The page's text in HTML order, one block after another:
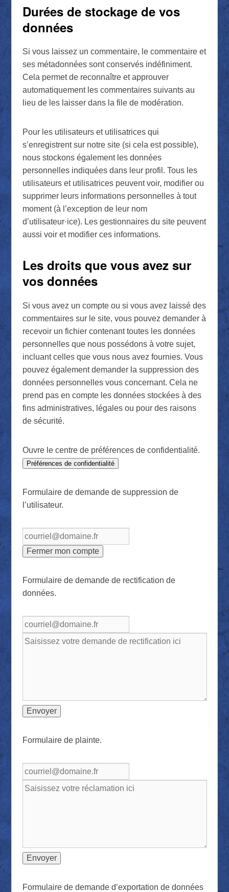
Durées de stockage de vos
données
Si vous laissez un commentaire, le commentaire et
ses métadonnées sont conservés indéfiniment.
Cela permet de reconnaître et approuver
automatiquement les commentaires suivants au
lieu de les laisser dans la file de modération.
Pour les utilisateurs et utilisatrices qui
s’enregistrent sur notre site (si cela est possible),
nous stockons également les données
personnelles indiquées dans leur profil. Tous les
utilisateurs et utilisatrices peuvent voir, modifier ou
supprimer leurs informations personnelles à tout
moment (à l’exception de leur nom
d’utilisateur·ice). Les gestionnaires du site peuvent
aussi voir et modifier ces informations.
Les droits que vous avez sur
vos données
Si vous avez un compte ou si vous avez laissé des
commentaires sur le site, vous pouvez demander à
recevoir un fichier contenant toutes les données
personnelles que nous possédons à votre sujet,
incluant celles que vous nous avez fournies. Vous
pouvez également demander la suppression des
données personnelles vous concernant. Cela ne
prend pas en compte les données stockées à des
fins administratives, légales ou pour des raisons
de sécurité.
Ouvre le centre de préférences de confidentialité.
Préférences de confidentialité
Formulaire de demande de suppression de
l’utilisateur.
Formulaire de demande de rectification de
données.
Formulaire de plainte.
Formulaire de demande d’exportation de données